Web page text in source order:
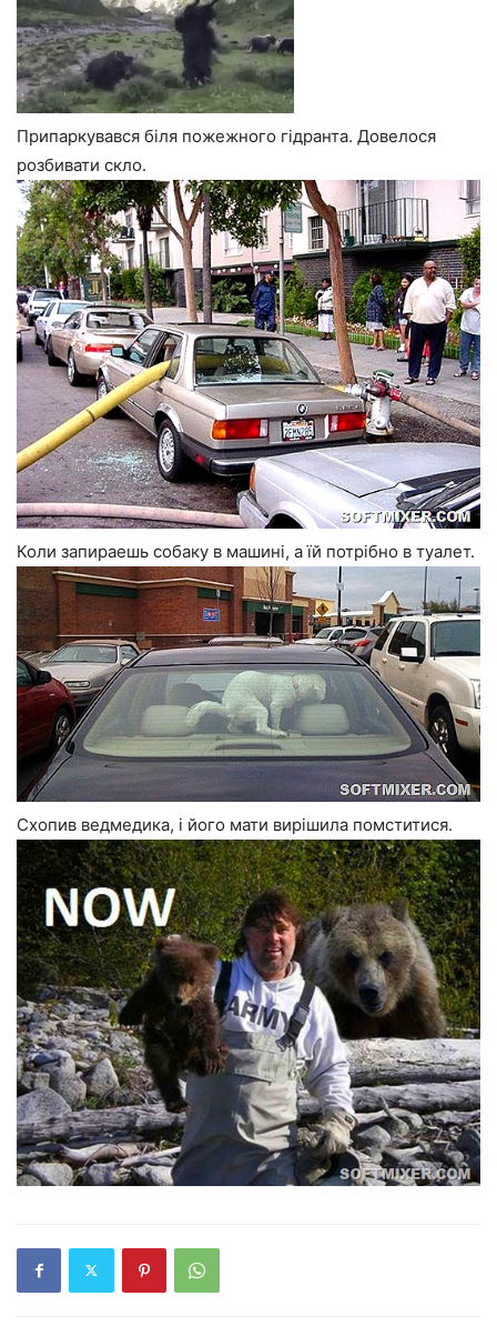
Припаркувався біля пожежного гідранта. Довелося
розбивати скло.
Коли запираешь собаку в машині, а їй потрібно в туалет.
Схопив ведмедика, і його мати вирішила помститися.